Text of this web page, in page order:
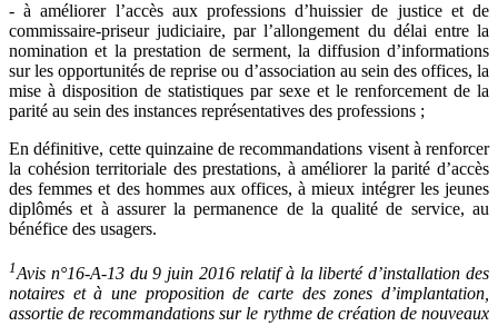
- à améliorer l’accès aux professions d’huissier de justice et de
commissaire-priseur judiciaire, par l’allongement du délai entre la
nomination et la prestation de serment, la diffusion d’informations
sur les opportunités de reprise ou d’association au sein des offices, la
mise à disposition de statistiques par sexe et le renforcement de la
parité au sein des instances représentatives des professions ;
En définitive, cette quinzaine de recommandations visent à renforcer
la cohésion territoriale des prestations, à améliorer la parité d’accès
des femmes et des hommes aux offices, à mieux intégrer les jeunes
diplômés et à assurer la permanence de la qualité de service, au
bénéfice des usagers.
1Avis n°16-A-13 du 9 juin 2016 relatif à la liberté d’installation des
notaires et à une proposition de carte des zones d’implantation,
assortie de recommandations sur le rythme de création de nouveaux